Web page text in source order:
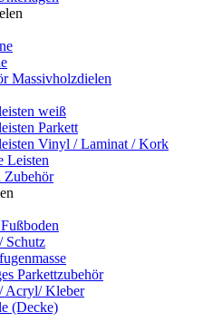
Massivholzdielen
weiß
Parkett
Vinyl / Laminat / Kork
Leisten
Zubehör
Schutz
Parkettzubehör
Acryl/ Kleber
(Decke)